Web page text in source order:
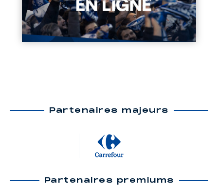
Partenaires majeurs
Partenaires premiums